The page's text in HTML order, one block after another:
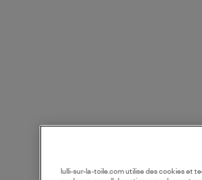
lulli-sur-la-toile.com utilise des cookies et